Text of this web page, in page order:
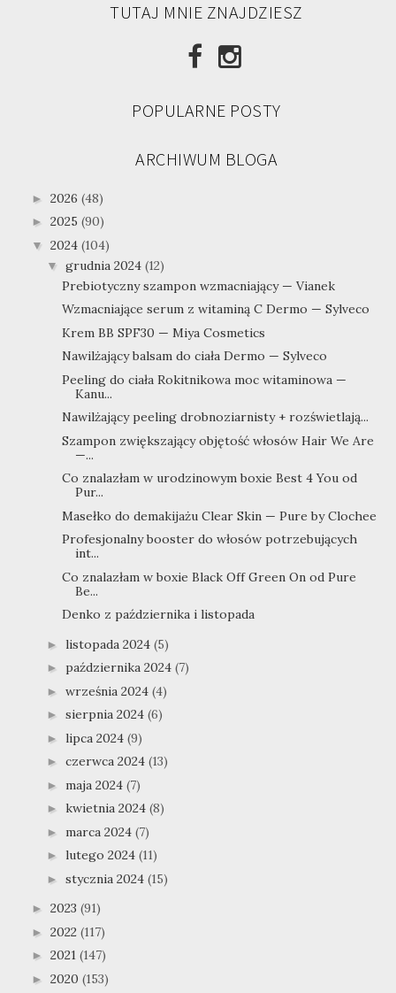
TUTAJ MNIE ZNAJDZIESZ
POPULARNE POSTY
ARCHIWUM BLOGA
► 2026 (48)
► 2025 (90)
▼ 2024 (104)
▼ grudnia 2024 (12)
Prebiotyczny szampon wzmacniający — Vianek
Wzmacniające serum z witaminą C Dermo — Sylveco
Krem BB SPF30 — Miya Cosmetics
Nawilżający balsam do ciała Dermo — Sylveco
Peeling do ciała Rokitnikowa moc witaminowa —
Kanu...
Nawilżający peeling drobnoziarnisty + rozświetlają...
Szampon zwiększający objętość włosów Hair We Are
—...
Co znalazłam w urodzinowym boxie Best 4 You od
Pur...
Masełko do demakijażu Clear Skin — Pure by Clochee
Profesjonalny booster do włosów potrzebujących
int...
Co znalazłam w boxie Black Off Green On od Pure
Be...
Denko z października i listopada
► listopada 2024 (5)
► października 2024 (7)
► września 2024 (4)
► sierpnia 2024 (6)
► lipca 2024 (9)
► czerwca 2024 (13)
► maja 2024 (7)
► kwietnia 2024 (8)
► marca 2024 (7)
► lutego 2024 (11)
► stycznia 2024 (15)
► 2023 (91)
► 2022 (117)
► 2021 (147)
► 2020 (153)